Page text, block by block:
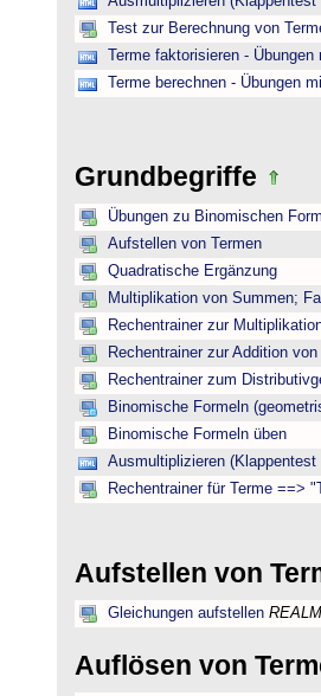
Test zur Berechnung von
Terme faktorisieren -
Terme berechnen - Übungen
Grundbegriffe
Übungen zu Binomischen
Aufstellen von Termen
Quadratische Ergänzung
Multiplikation von Summen;
Rechentrainer zur
Rechentrainer zur Addition
Rechentrainer zum
Binomische Formeln
Binomische Formeln üben
Ausmultiplizieren (Klappentest
Rechentrainer für Terme ==>
Aufstellen von
Gleichungen aufstellen
Auflösen von